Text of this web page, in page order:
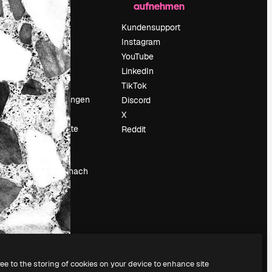
Preise
Über uns
Reviews
Karriere
Suchtrends
Blog
Veranstaltungen
Slidesgo
Deine Inhalte
verkaufen
Pressesaal
Suchst du nach
magnific.ai
aufnehmen
Kundensupport
Instagram
YouTube
LinkedIn
TikTok
Discord
X
Reddit
to the storing of cookies on your device to enhance site